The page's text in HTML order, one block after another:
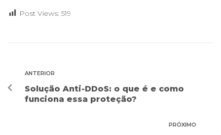
Post Views: 519
ANTERIOR
Solução Anti-DDoS: o que é e como
funciona essa proteção?
PRÓXIMO